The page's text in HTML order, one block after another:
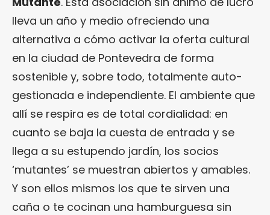
lleva un año y medio ofreciendo una
alternativa a cómo activar la oferta cultural
en la ciudad de Pontevedra de forma
sostenible y, sobre todo, totalmente auto-
gestionada e independiente. El ambiente que
allí se respira es de total cordialidad: en
cuanto se baja la cuesta de entrada y se
llega a su estupendo jardín, los socios
‘mutantes’ se muestran abiertos y amables.
Y son ellos mismos los que te sirven una
caña o te cocinan una hamburguesa sin